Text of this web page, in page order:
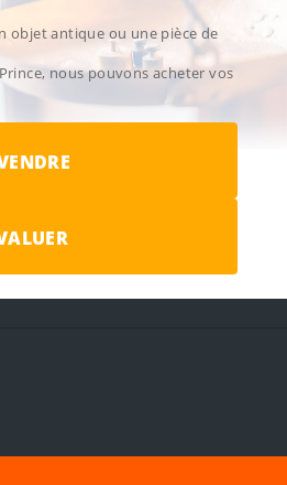
objet antique ou une pièce de
nous pouvons acheter vos